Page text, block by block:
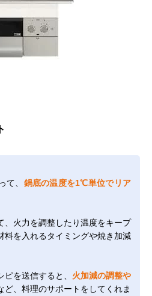
て、 鍋底の温度を1℃単位でリア
、火力を調整したり温度をキープ
料を入れるタイミングや焼き加減
ピを送信すると、 火加減の調整や
ど、料理のサポートをしてくれま